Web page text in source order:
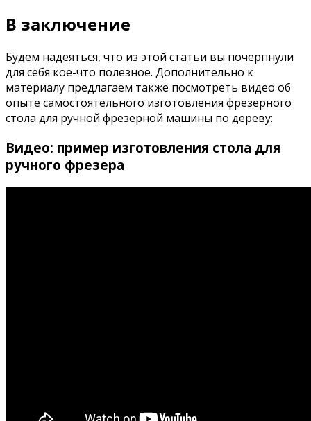
В заключение
Будем надеяться, что из этой статьи вы почерпнули
для себя кое-что полезное. Дополнительно к
материалу предлагаем также посмотреть видео об
опыте самостоятельного изготовления фрезерного
стола для ручной фрезерной машины по дереву:
Видео: пример изготовления стола для
ручного фрезера